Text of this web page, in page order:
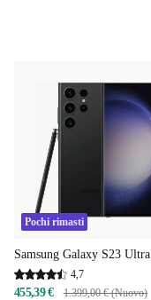
Pochi rimasti
Samsung Galaxy S23 Ultra
4,7
455,39 € 1.399,00 € (Nuovo)